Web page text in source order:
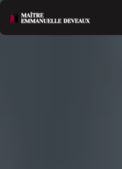
Panneau de gestion des cookies